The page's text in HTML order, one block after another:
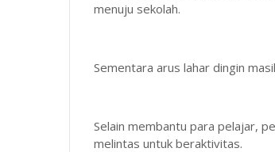
menuju sekolah.
Sementara arus lahar dingin
Selain membantu para pelajar,
melintas untuk beraktivitas.